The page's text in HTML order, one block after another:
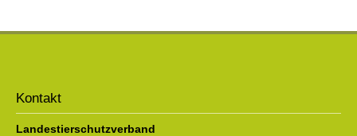
Kontakt
Landestierschutzverband